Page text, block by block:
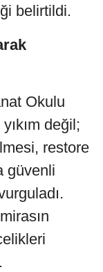
belirtildi.
Okulu
değil;
restore
güvenli